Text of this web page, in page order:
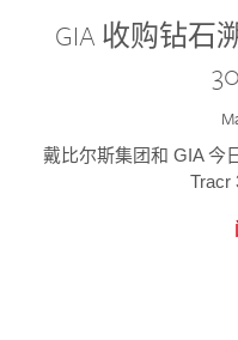
GIA 收购钻石
戴比尔斯集团和 GIA 今
Tracr